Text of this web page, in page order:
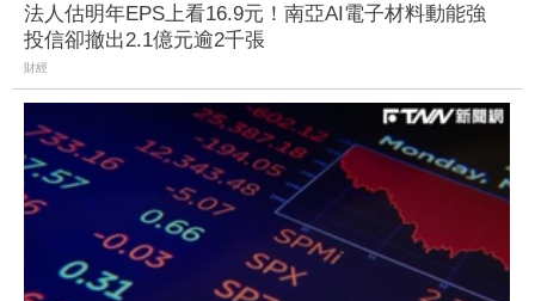
法人估明年EPS上看16.9元！南亞AI電子材料動能強
投信卻撤出2.1億元逾2千張
財經